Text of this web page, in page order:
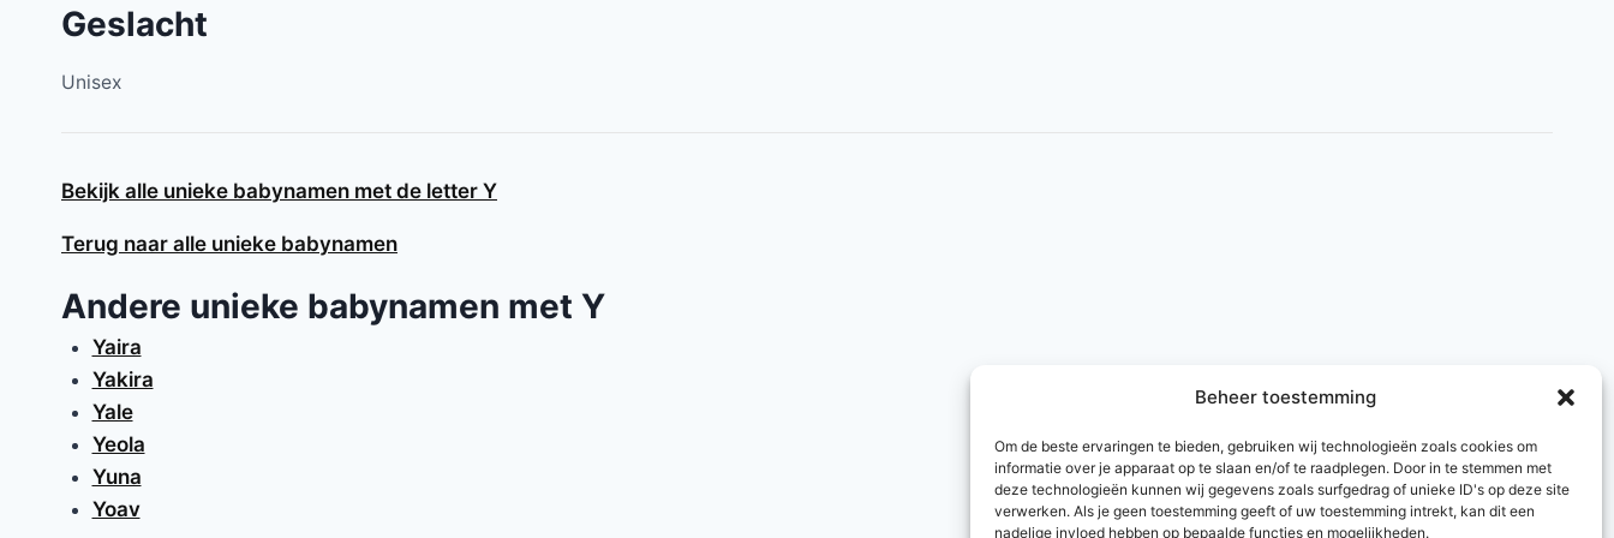
Beheer toestemming
Om de beste ervaringen te bieden, gebruiken wij technologieën zoals cookies om
informatie over je apparaat op te slaan en/of te raadplegen. Door in te stemmen met
deze technologieën kunnen wij gegevens zoals surfgedrag of unieke ID's op deze site
verwerken. Als je geen toestemming geeft of uw toestemming intrekt, kan dit een
nadelige invloed hebben op bepaalde functies en mogelijkheden.
Geslacht
Unisex
Bekijk alle unieke babynamen met de letter Y
Terug naar alle unieke babynamen
Andere unieke babynamen met Y
Yaira
Yakira
Yale
Yeola
Yuna
Yoav